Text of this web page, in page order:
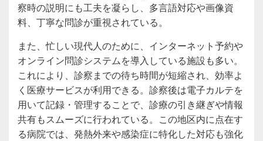
察時の説明にも工夫を凝らし、多言語対応や画像資
料、丁寧な問診が重視されている。
また、忙しい現代人のために、インターネット予約や
オンライン問診システムを導入している施設も多い。
これにより、診察までの待ち時間が短縮され、効率よ
く医療サービスが利用できる。診察後は電子カルテを
用いて記録・管理することで、診療の引き継ぎや情報
共有もスムーズに行われている。この地区内に点在す
る病院では、発熱外来や感染症に特化した対応も強化